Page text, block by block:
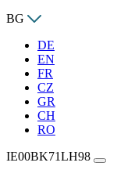
BG
DE
EN
FR
CZ
GR
CH
RO
IE00BK71LH98